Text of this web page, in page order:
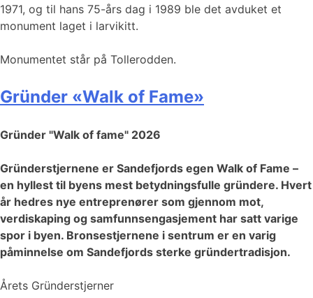
1971, og til hans 75-års dag i 1989 ble det avduket et
monument laget i larvikitt.
Monumentet står på Tollerodden.
Gründer «Walk of Fame»
Gründer "Walk of fame" 2026
Gründerstjernene er Sandefjords egen Walk of Fame –
en hyllest til byens mest betydningsfulle gründere. Hvert
år hedres nye entreprenører som gjennom mot,
verdiskaping og samfunnsengasjement har satt varige
spor i byen. Bronse­stjernene i sentrum er en varig
påminnelse om Sandefjords sterke gründertradisjon.
Årets Gründerstjerner